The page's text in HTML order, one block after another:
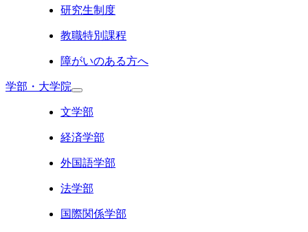
研究生制度
教職特別課程
障がいのある方へ
学部・大学院
文学部
経済学部
外国語学部
法学部
国際関係学部